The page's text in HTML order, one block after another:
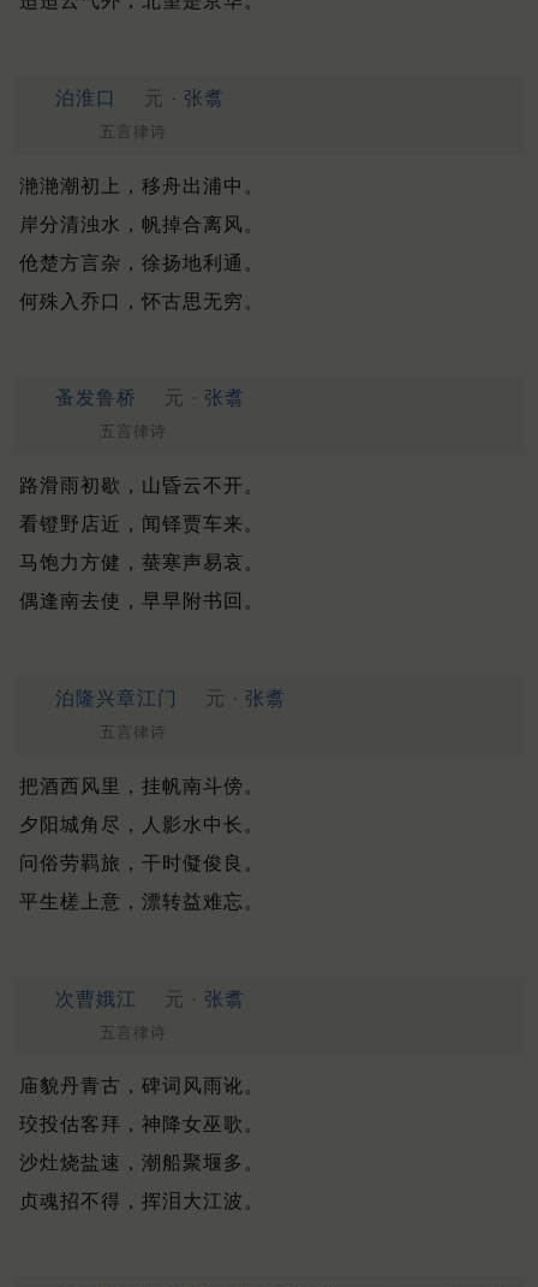
泊淮口 元 · 张翥
五言律诗
滟滟潮初上，移舟出浦中。
岸分清浊水，帆掉合离风。
伧楚方言杂，徐扬地利通。
何殊入乔口，怀古思无穷。
蚤发鲁桥 元 · 张翥
五言律诗
路滑雨初歇，山昏云不开。
看镫野店近，闻铎贾车来。
马饱力方健，蛬寒声易哀。
偶逢南去使，早早附书回。
泊隆兴章江门 元 · 张翥
五言律诗
把酒西风里，挂帆南斗傍。
夕阳城角尽，人影水中长。
问俗劳羁旅，干时儗俊良。
平生槎上意，漂转益难忘。
次曹娥江 元 · 张翥
五言律诗
庙貌丹青古，碑词风雨讹。
珓投估客拜，神降女巫歌。
沙灶烧盐速，潮船聚堰多。
贞魂招不得，挥泪大江波。